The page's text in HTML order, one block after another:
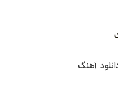
آهنگ